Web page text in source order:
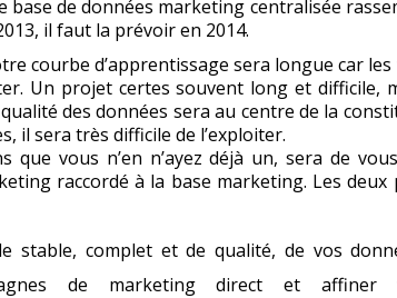
base de données marketing centralisée
il faut la prévoir en 2014.
courbe d’apprentissage sera longue car
Un projet certes souvent long et difficile,
des données sera au centre de la
il sera très difficile de l’exploiter.
que vous n’en n’ayez déjà un, sera de
raccordé à la base marketing. Les
stable, complet et de qualité, de vos
de marketing direct et affiner